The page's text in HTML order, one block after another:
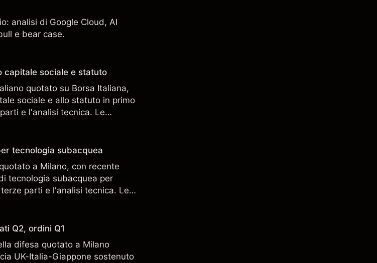
analisi di Google Cloud, AI
e bear case.
capitale sociale e statuto
quotato su Borsa Italiana,
sociale e allo statuto in primo
e l'analisi tecnica. Le
affidabile dei risultati futuri.
tecnologia subacquea
a Milano, con recente
tecnologia subacquea per
parti e l'analisi tecnica. Le
affidabile dei risultati futuri.
Q2, ordini Q1
difesa quotato a Milano
UK-Italia-Giappone sostenuto